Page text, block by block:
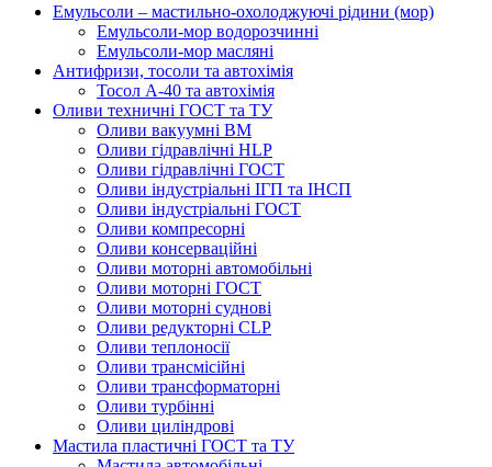
Емульсоли – мастильно-охолоджуючі рідини (мор)
Емульсоли-мор водорозчинні
Емульсоли-мор масляні
Антифризи, тосоли та автохімія
Тосол А-40 та автохімія
Оливи техничні ГОСТ та ТУ
Оливи вакуумні ВМ
Оливи гідравлічні HLP
Оливи гідравлічні ГОСТ
Оливи індустріальні ІГП та ІНСП
Оливи індустріальні ГОСТ
Оливи компресорні
Оливи консерваційні
Оливи моторні автомобільні
Оливи моторні ГОСТ
Оливи моторні суднові
Оливи редукторні CLP
Оливи теплоносії
Оливи трансмісійні
Оливи трансформаторні
Оливи турбінні
Оливи циліндрові
Мастила пластичні ГОСТ та ТУ